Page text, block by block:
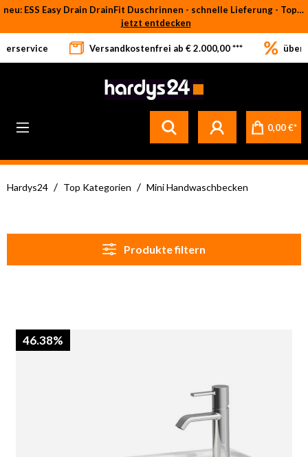
Zum Hauptinhalt springen
neu: ESS Easy Drain DrainFit Duschrinnen - schnelle Lieferung - Top-Preise
jetzt entdecken
Versandkostenfrei ab € 2.000,00 *** über
0,00 €*
Hardys24 / Top Kategorien / Mini Handwaschbecken
Produkte filtern
46.38%